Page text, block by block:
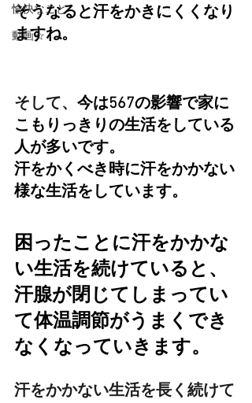
愉快なこと
動画☆
そうなると汗をかきにくくなり
ますね。
そして、 今は567の影響で家に
こもりっきりの生活をしている
人が多いです。
汗をかくべき時に汗をかかない
様な生活をしています。
困ったことに汗をかかな
い生活を続けていると、
汗腺が閉じてしまってい
て体温調節がうまくでき
なくなっていきます。
汗をかかない生活を長く続けて